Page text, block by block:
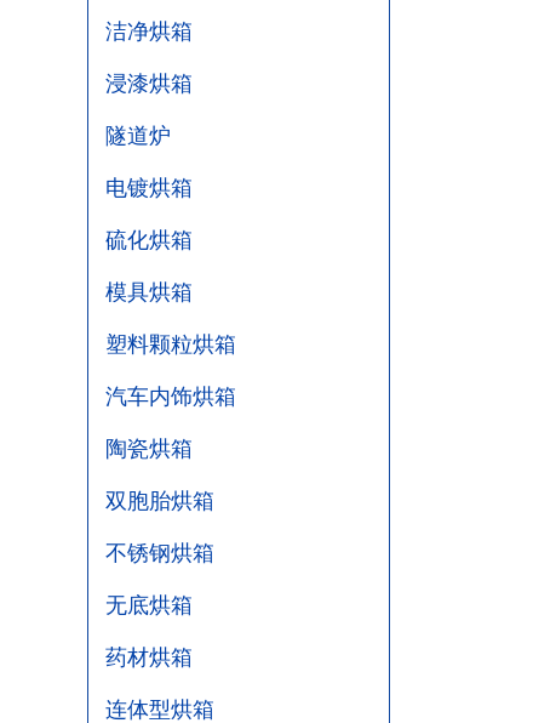
洁净烘箱
浸漆烘箱
隧道炉
电镀烘箱
硫化烘箱
模具烘箱
塑料颗粒烘箱
汽车内饰烘箱
陶瓷烘箱
双胞胎烘箱
不锈钢烘箱
无底烘箱
药材烘箱
连体型烘箱